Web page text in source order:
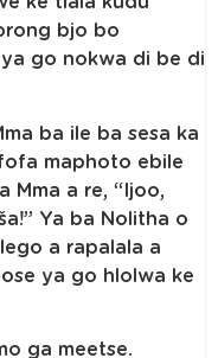
bjo bo
go nokwa di be di
ba ile ba sesa ka
maphoto ebile
Mma a re, “Ijoo,
Ya ba Nolitha o
a rapalala a
ya go hlolwa ke
ga meetse.